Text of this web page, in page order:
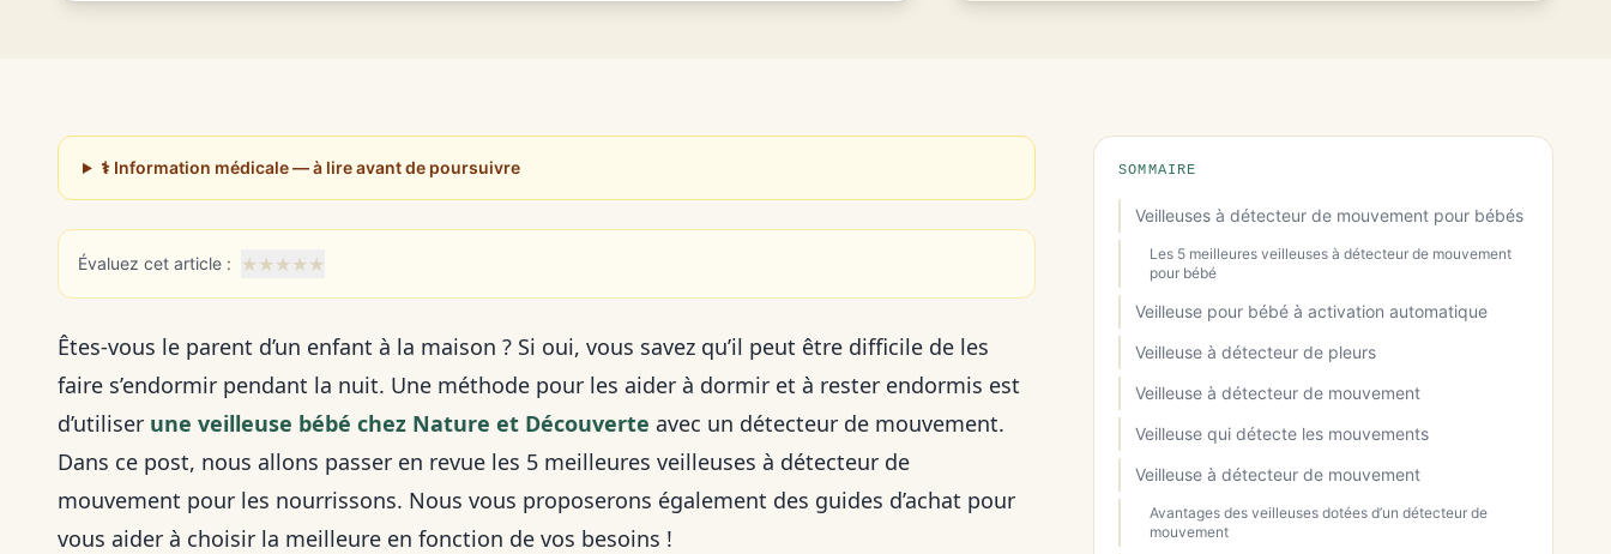
⚕️ Information médicale — à lire avant de poursuivre
Évaluez cet article : ★★★★★
Êtes-vous le parent d’un enfant à la maison ? Si oui, vous savez qu’il peut être difficile de les
faire s’endormir pendant la nuit. Une méthode pour les aider à dormir et à rester endormis est
d’utiliser une veilleuse bébé chez Nature et Découverte avec un détecteur de mouvement.
Dans ce post, nous allons passer en revue les 5 meilleures veilleuses à détecteur de
mouvement pour les nourrissons. Nous vous proposerons également des guides d’achat pour
vous aider à choisir la meilleure en fonction de vos besoins !
SOMMAIRE
Veilleuses à détecteur de mouvement pour bébés
Les 5 meilleures veilleuses à détecteur de mouvement
pour bébé
Veilleuse pour bébé à activation automatique
Veilleuse à détecteur de pleurs
Veilleuse à détecteur de mouvement
Veilleuse qui détecte les mouvements
Veilleuse à détecteur de mouvement
Avantages des veilleuses dotées d’un détecteur de
mouvement